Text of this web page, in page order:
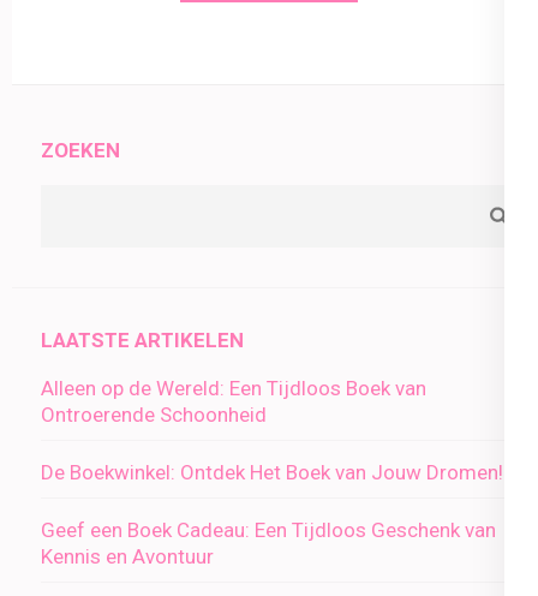
ZOEKEN
LAATSTE ARTIKELEN
Alleen op de Wereld: Een Tijdloos Boek van
Ontroerende Schoonheid
De Boekwinkel: Ontdek Het Boek van Jouw Dromen!
Geef een Boek Cadeau: Een Tijdloos Geschenk van
Kennis en Avontuur